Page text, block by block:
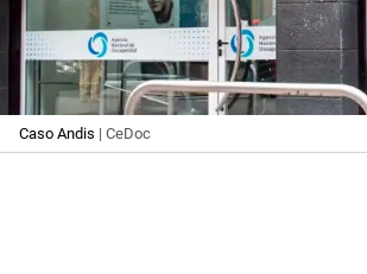
Caso Andis | CeDoc